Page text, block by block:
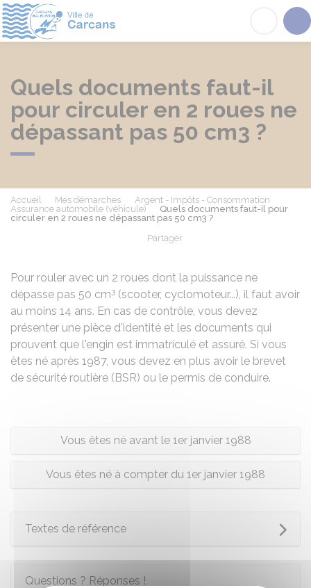
Quels documents faut-il
pour circuler en 2 roues ne
dépassant pas 50 cm3 ?
Accueil Mes démarches
Argent - Impôts - Consommation
Assurance automobile (véhicule)
Quels documents faut-il pour
circuler en 2 roues ne dépassant pas 50 cm3 ?
Partager
Pour rouler avec un 2 roues dont la puissance ne
dépasse pas 50 cm3 (scooter, cyclomoteur...), il faut avoir
au moins 14 ans. En cas de contrôle, vous devez
présenter une pièce d'identité et les documents qui
prouvent que l'engin est immatriculé et assuré. Si vous
êtes né après 1987, vous devez en plus avoir le brevet
de sécurité routière (BSR) ou le permis de conduire.
Vous êtes né avant le 1er janvier 1988
Vous êtes né à compter du 1er janvier 1988
Textes de référence
Questions ? Réponses !